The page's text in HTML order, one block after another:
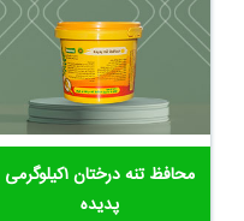
محافظ تنه درختان ۱کیلوگرمی
پدیده